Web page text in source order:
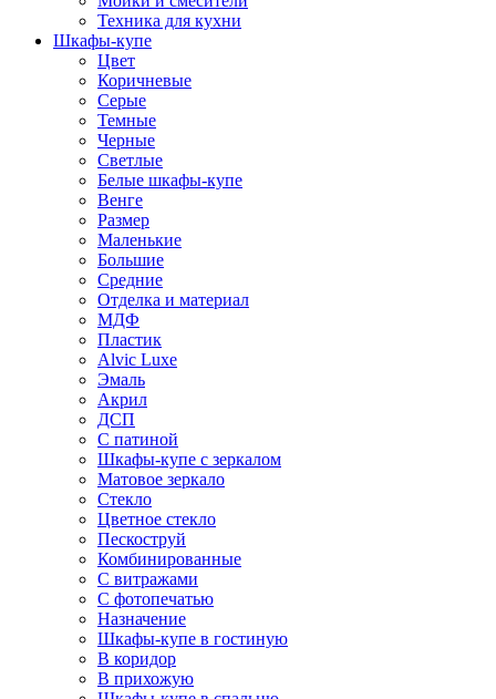
Техника для кухни
Шкафы-купе
Цвет
Коричневые
Серые
Темные
Черные
Светлые
Белые шкафы-купе
Венге
Размер
Маленькие
Большие
Средние
Отделка и материал
МДФ
Пластик
Alvic Luxe
Эмаль
Акрил
ДСП
С патиной
Шкафы-купе с зеркалом
Матовое зеркало
Стекло
Цветное стекло
Пескоструй
Комбинированные
С витражами
С фотопечатью
Назначение
Шкафы-купе в гостиную
В коридор
В прихожую